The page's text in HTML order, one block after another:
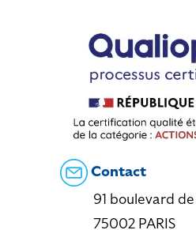
Contact
91 boulevard
75002 PARIS